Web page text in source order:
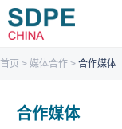
首页 > 媒体合作 > 合作媒体
合作媒体